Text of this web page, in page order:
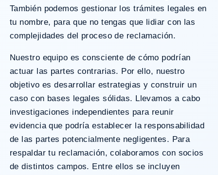
También podemos gestionar los trámites legales en
tu nombre, para que no tengas que lidiar con las
complejidades del proceso de reclamación.
Nuestro equipo es consciente de cómo podrían
actuar las partes contrarias. Por ello, nuestro
objetivo es desarrollar estrategias y construir un
caso con bases legales sólidas. Llevamos a cabo
investigaciones independientes para reunir
evidencia que podría establecer la responsabilidad
de las partes potencialmente negligentes. Para
respaldar tu reclamación, colaboramos con socios
de distintos campos. Entre ellos se incluyen